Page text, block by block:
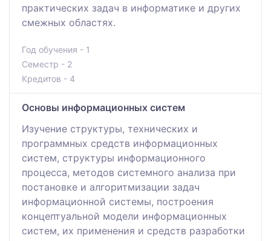
практических задач в информатике и других
смежных областях.
Год обучения - 1
Семестр - 2
Кредитов - 4
Основы информационных систем
Изучение структуры, технических и
программных средств информационных
систем, структуры информационного
процесса, методов системного анализа при
постановке и алгоритмизации задач
информационной системы, построения
концептуальной модели информационных
систем, их применения и средств разработки